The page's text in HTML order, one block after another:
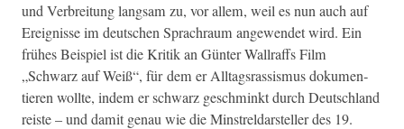
und Ver­bre­itung langsam zu, vor allem, weil es nun auch auf
Ereignisse im deutschen Sprachraum angewen­det wird. Ein
früh­es Beispiel ist die Kri­tik an Gün­ter Wall­raffs Film
„Schwarz auf Weiß“, für dem er All­t­agsras­sis­mus doku­men­
tieren wollte, indem er schwarz geschminkt durch Deutsch­land
reiste – und damit genau wie die Min­strel­darsteller des 19.